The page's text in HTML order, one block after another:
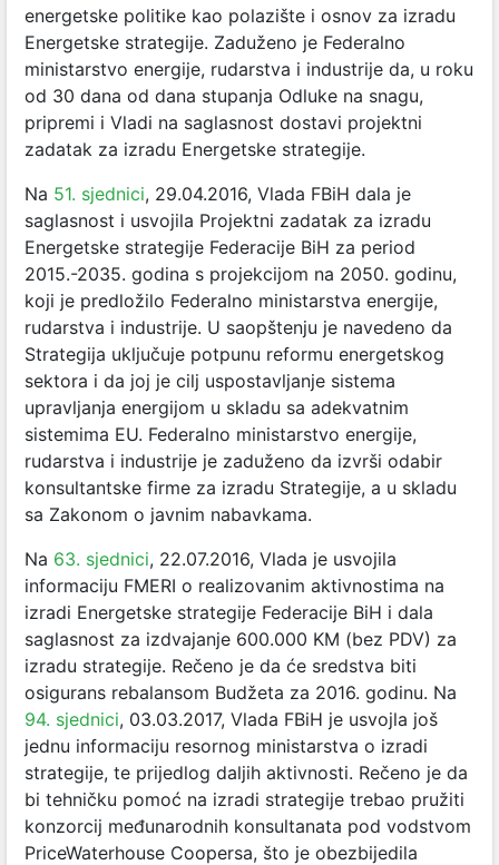
energetske politike kao polazište i osnov za izradu
Energetske strategije. Zaduženo je Federalno
ministarstvo energije, rudarstva i industrije da, u roku
od 30 dana od dana stupanja Odluke na snagu,
pripremi i Vladi na saglasnost dostavi projektni
zadatak za izradu Energetske strategije.
Na 51. sjednici, 29.04.2016, Vlada FBiH dala je
saglasnost i usvojila Projektni zadatak za izradu
Energetske strategije Federacije BiH za period
2015.-2035. godina s projekcijom na 2050. godinu,
koji je predložilo Federalno ministarstva energije,
rudarstva i industrije. U saopštenju je navedeno da
Strategija uključuje potpunu reformu energetskog
sektora i da joj je cilj uspostavljanje sistema
upravljanja energijom u skladu sa adekvatnim
sistemima EU. Federalno ministarstvo energije,
rudarstva i industrije je zaduženo da izvrši odabir
konsultantske firme za izradu Strategije, a u skladu
sa Zakonom o javnim nabavkama.
Na 63. sjednici, 22.07.2016, Vlada je usvojila
informaciju FMERI o realizovanim aktivnostima na
izradi Energetske strategije Federacije BiH i dala
saglasnost za izdvajanje 600.000 KM (bez PDV) za
izradu strategije. Rečeno je da će sredstva biti
osigurans rebalansom Budžeta za 2016. godinu. Na
94. sjednici, 03.03.2017, Vlada FBiH je usvojla još
jednu informaciju resornog ministarstva o izradi
strategije, te prijedlog daljih aktivnosti. Rečeno je da
bi tehničku pomoć na izradi strategije trebao pružiti
konzorcij međunarodnih konsultanata pod vodstvom
PriceWaterhouse Coopersa, što je obezbijedila